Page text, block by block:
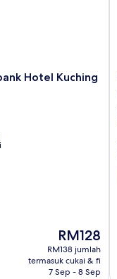
Hotel Kuching
Harga
ialah
RM128
RM128
RM138 jumlah
termasuk cukai & fi
7 Sep - 8 Sep